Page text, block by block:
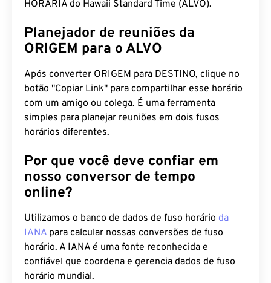
HORÁRIA do Hawaii Standard Time (ALVO).
Planejador de reuniões da
ORIGEM para o ALVO
Após converter ORIGEM para DESTINO, clique no
botão "Copiar Link" para compartilhar esse horário
com um amigo ou colega. É uma ferramenta
simples para planejar reuniões em dois fusos
horários diferentes.
Por que você deve confiar em
nosso conversor de tempo
online?
Utilizamos o banco de dados de fuso horário da
IANA para calcular nossas conversões de fuso
horário. A IANA é uma fonte reconhecida e
confiável que coordena e gerencia dados de fuso
horário mundial.